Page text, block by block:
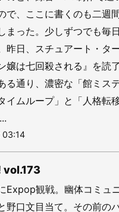
で、ここに書くのも二週
まった。少しずつでも毎
昨日、スチュアート・タ
嬢は七回殺される』を読
る通り、濃密な「館ミス
イムループ」と「人格転移
vol.173
Expop観戦。幽体コミュ
野口文目当て。その前の